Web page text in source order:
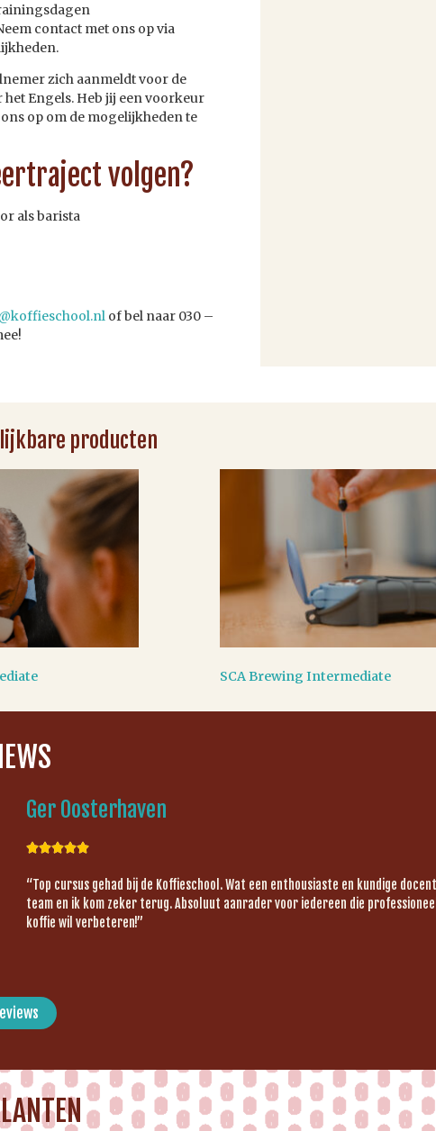
contact met ons op via
zich aanmeldt voor de
Engels. Heb jij een voorkeur
op om de mogelijkheden te
volgen?
als barista
of bel naar 030 –
producten
SCA Brewing Intermediate
Ger Oosterhaven

“Top cursus gehad bij de Koffieschool. Wat een enthousiaste en kundige
team en ik kom zeker terug. Absoluut aanrader voor iedereen die
koffie wil verbeteren!”